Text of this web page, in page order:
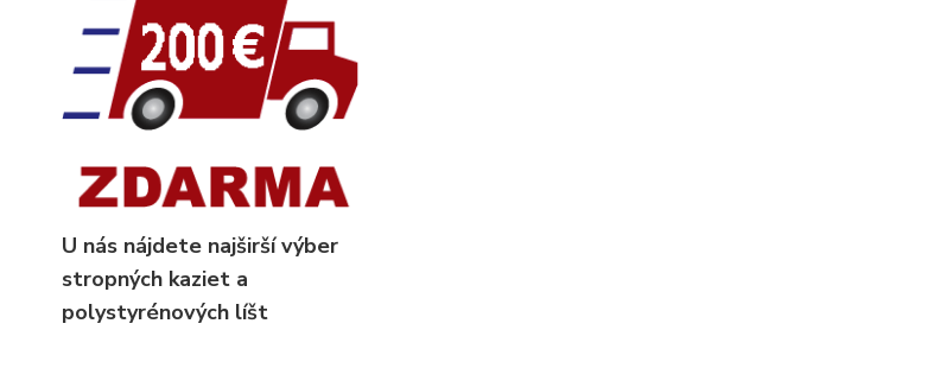
U nás nájdete najširší výber
stropných kaziet a
polystyrénových líšt